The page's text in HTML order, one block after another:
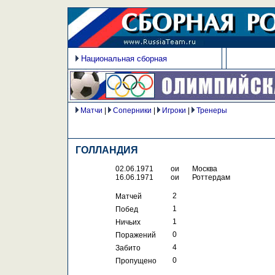
Национальная сборная
Матчи Соперники Игроки Тренеры
ГОЛЛАНДИЯ
02.06.1971 ои
Москва
16.06.1971
ои Роттердам
Матчей
 2
Побед
 1
Ничьих
 1
Поражений
 0
Забито
 4
Пропущено
 0